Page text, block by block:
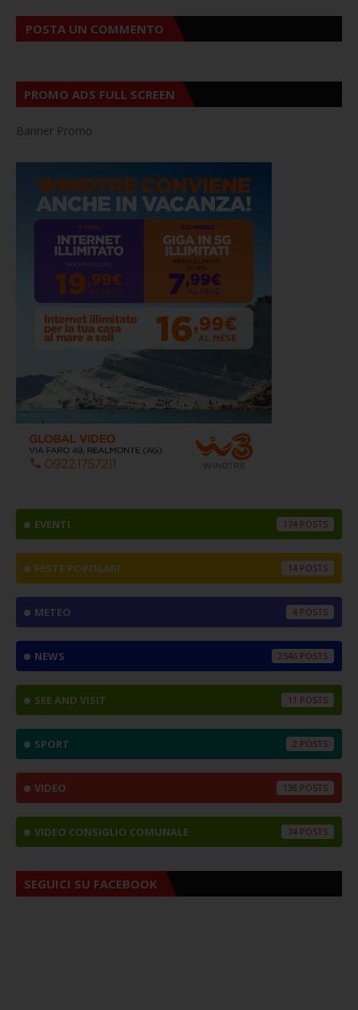
POSTA UN COMMENTO
PROMO ADS FULL SCREEN
Banner Promo
EVENTI 174
FESTE POPOLARI 14
METEO 4
NEWS 2546
SEE AND VISIT 11
SPORT 2
VIDEO 138
VIDEO CONSIGLIO COMUNALE 74
SEGUICI SU FACEBOOK